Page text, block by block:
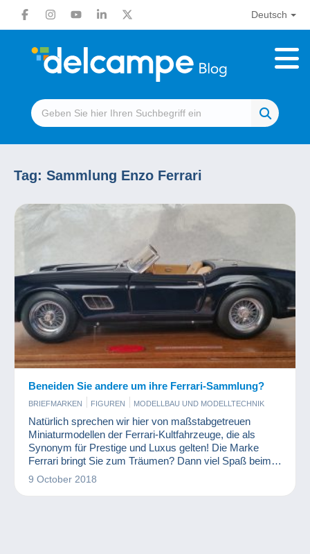
Deutsch
Tag: Sammlung Enzo Ferrari
Beneiden Sie andere um ihre Ferrari-Sammlung?
BRIEFMARKEN FIGUREN MODELLBAU UND MODELLTECHNIK
Natürlich sprechen wir hier von maßstabgetreuen
Miniaturmodellen der Ferrari-Kultfahrzeuge, die als
Synonym für Prestige und Luxus gelten! Die Marke
Ferrari bringt Sie zum Träumen? Dann viel Spaß beim
Lesen!
9 October 2018